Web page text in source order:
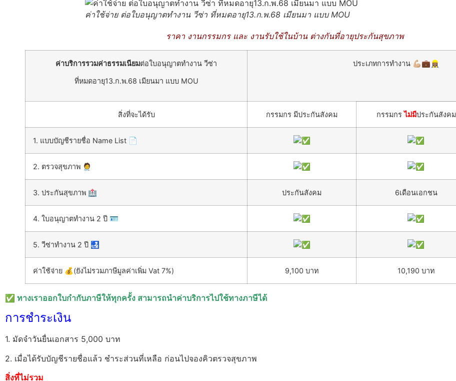
ค่าใช้จ่าย ต่อใบอนุญาตทำงาน วีซ่า ที่หมดอายุ13.ก.พ.68 เมียนมา แบบ MOU
ราคา งานกรรมกร และ งานรับใช้ในบ้าน ต่างกันที่อายุประกันสุขภาพ
ค่าบริการรวมค่าธรรมเนียมต่อใบอนุญาตทำงาน วีซ่า
ที่หมดอายุ13.ก.พ.68 เมียนมา แบบ MOU
ประเภทการทำงาน 💪🏼💼👷🏽‍♀️
สิ่งที่จะได้รับ กรรมกร มีประกันสังคม กรรมกรไม่มีประกันสังคม
1. แบบบัญชีรายชื่อ Name List 📄
2. ตรวจสุขภาพ 🧑‍⚕️
3. ประกันสุขภาพ 🏥 ประกันสังคม 6เดือนเอกชน
4. ใบอนุญาตทำงาน 2 ปี 🪪
5. วีซ่าทำงาน 2 ปี 🛃
ค่าใช้จ่าย 💰(ยังไม่รวมภาษีมูลค่าเพิ่ม Vat 7%) 9,100 บาท 10,190 บาท
✅ ทางเราออกใบกำกับภาษีให้ทุกครั้ง สามารถนำค่าบริการไปใช้ทางภาษีได้
การชำระเงิน
1. มัดจำวันยื่นเอกสาร 5,000 บาท
2. เมื่อได้รับบัญชีรายชื่อแล้ว ชำระส่วนที่เหลือ ก่อนไปจองคิวตรวจสุขภาพ
สิ่งที่ไม่รวม